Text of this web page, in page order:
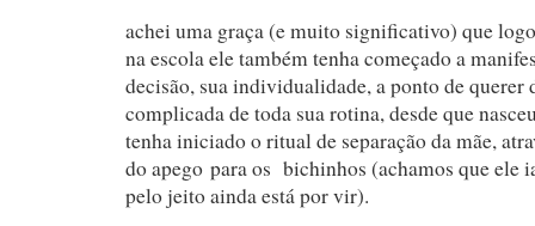
achei uma graça (e muito significativo) que
na escola ele também tenha começado a
decisão, sua individualidade, a ponto de querer
complicada de toda sua rotina, desde que
tenha iniciado o ritual de separação da mãe,
do apego para os bichinhos (achamos que ele
pelo jeito ainda está por vir).